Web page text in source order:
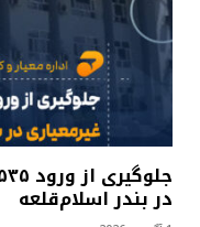
در بندر اسلام‌قلعه